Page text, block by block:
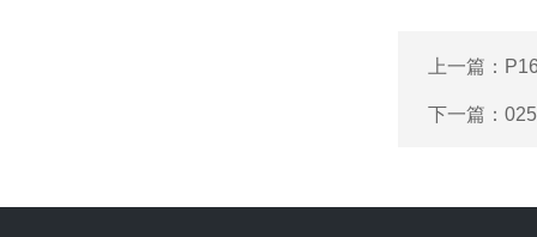
上一篇：
下一篇：